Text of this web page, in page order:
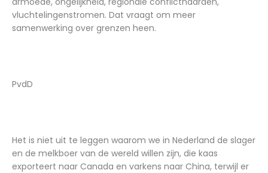
vluchtelingenstromen. Dat vraagt om meer
samenwerking over grenzen heen.
PvdD
Het is niet uit te leggen waarom we in Nederland de slager
en de melkboer van de wereld willen zijn, die kaas
exporteert naar Canada en varkens naar China, terwijl er